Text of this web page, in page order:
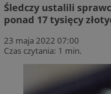
Śledczy ustalili
ponad 17 tysięcy
23 maja 2022 07:00
Czas czytania: 1 min.